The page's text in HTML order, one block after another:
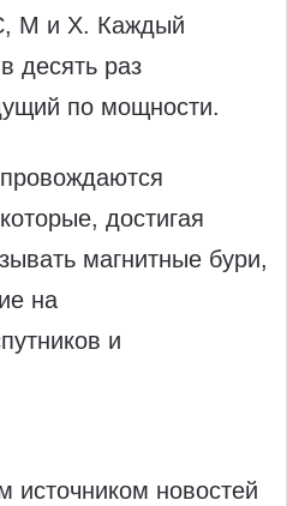
M и X. Каждый
десять раз
по мощности.
достигая
магнитные бури,
на
и
источником новостей